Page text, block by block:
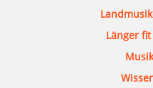
Länger